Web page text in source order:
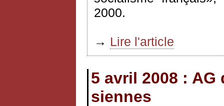
2000.
→ Lire l'article
5 avril 2008 :
siennes